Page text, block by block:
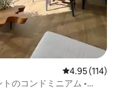
レビュー114
4.95 (114)
のコンドミニアム •